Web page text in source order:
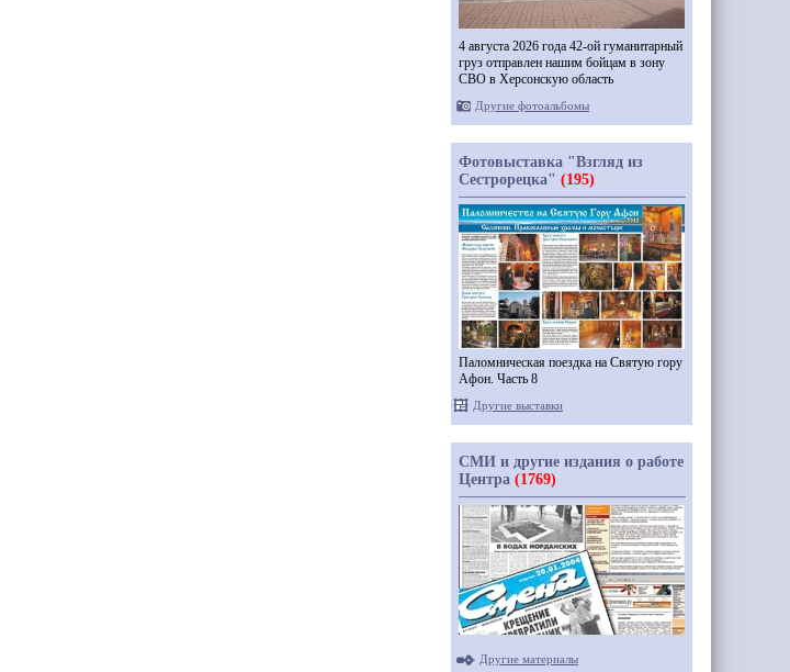
4 августа 2026 года 42-ой гуманитарный
груз отправлен нашим бойцам в зону
СВО в Херсонскую область
Другие фотоальбомы
Фотовыставка "Взгляд из
Сестрорецка" (195)
Паломническая поездка на Святую гору
Афон. Часть 8
Другие выставки
СМИ и другие издания о работе
Центра (1769)
Другие материалы